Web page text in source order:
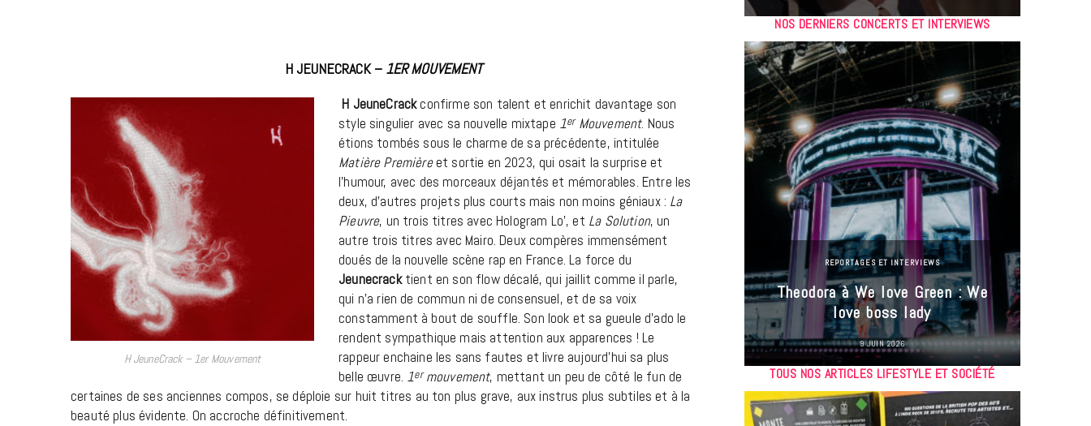
H JEUNECRACK –1ER MOUVEMENT
H JeuneCrack – 1er Mouvement
H JeuneCrackconfirme son talent et enrichit davantage son
style singulier avec sa nouvelle mixtape 1erMouvement. Nous
étions tombés sous le charme de sa précédente, intitulée
Matière Premièreet sortie en 2023, qui osait la surprise et
l’humour, avec des morceaux déjantés et mémorables. Entre les
deux, d’autres projets plus courts mais non moins géniaux : La
Pieuvre, un trois titres avec Hologram Lo’, et La Solution, un
autre trois titres avec Mairo. Deux compères immensément
doués de la nouvelle scène rap en France. La force du
Jeunecracktient en son flow décalé, qui jaillit comme il parle,
qui n’a rien de commun ni de consensuel, et de sa voix
constamment à bout de souffle. Son look et sa gueule d’ado le
rendent sympathique mais attention aux apparences ! Le
rappeur enchaine les sans fautes et livre aujourd’hui sa plus
belle œuvre. 1ermouvement, mettant un peu de côté le fun de
certaines de ses anciennes compos, se déploie sur huit titres au ton plus grave, aux instrus plus subtiles et à la
beauté plus évidente. On accroche définitivement.
NOS DERNIERS CONCERTS ET INTERVIEWS
REPORTAGES ET INTERVIEWS
We Love Green se met au vert sur
la Montagne de Gorillaz
7 JUIN 2026
REPORTAGES ET INTERVIEWS
Theodora à We love Green : We
love boss lady
9 JUIN 2026
TOUS NOS ARTICLES LIFESTYLE ET SOCIÉTÉ